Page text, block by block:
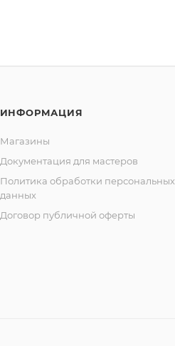
ИНФОРМАЦИЯ
Магазины
Документация для мастеров
Политика обработки персональных
данных
Договор публичной оферты